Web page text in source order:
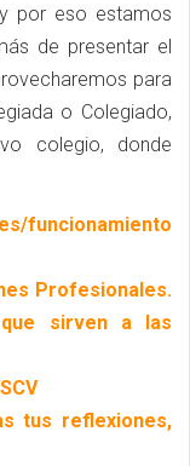
por eso estamos
de presentar el
para
o Colegiado,
colegio, donde
funcionamiento
Profesionales.
sirven a las
tus reflexiones,